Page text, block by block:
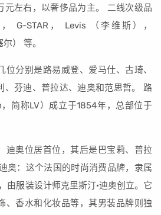
元左右，以奢侈品为主。 二线次级品
G-STAR， Levis （李维斯），
） 等。
分别是路易威登、爱马仕、古琦、
、芬迪、普拉达、迪奥和范思哲。 路
简称LV）成立于1854年，总部位于
迪奥位居首位，其后是巴宝莉、普拉
奥：这个法国的时尚消费品牌，隶属
由服装设计师克里斯汀·迪奥创立。它
、香水和化妆品等，其男装品牌则独